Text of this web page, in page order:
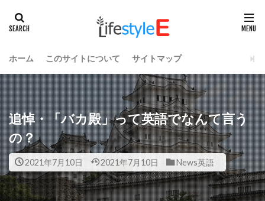
ホーム このサイトについて サイトマップ
追悼・「バカ殿」って英語でなんて言う
の？
2021年7月10日 2021年7月10日 News英語